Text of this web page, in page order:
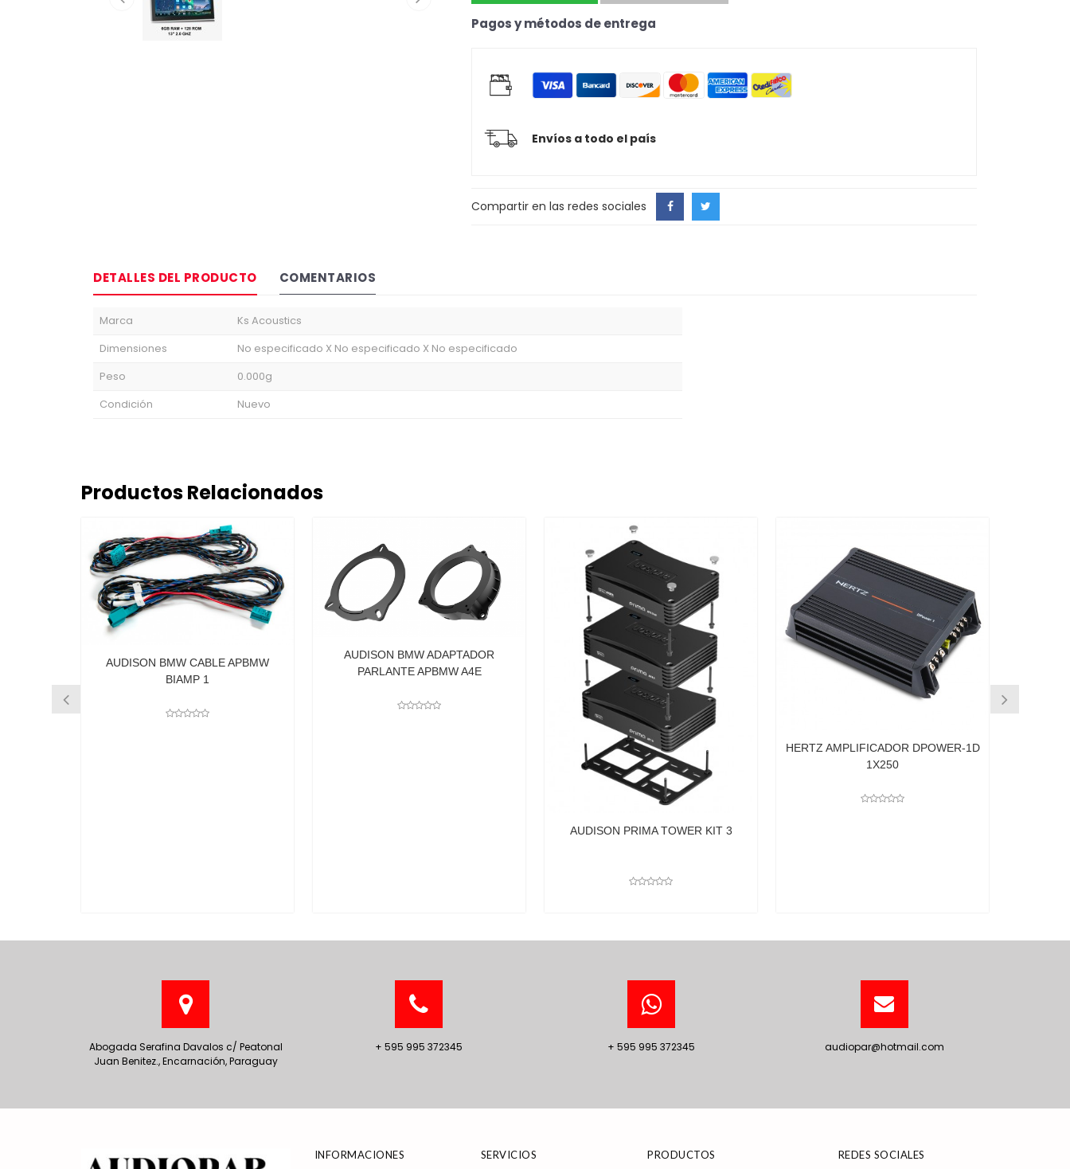
Pagos y métodos de entrega
Envíos a todo el país
Compartir en las redes sociales
DETALLES DEL PRODUCTO COMENTARIOS
Marca
Ks Acoustics
Dimensiones
No especificado X No especificado X No especificado
Peso
0.000g
Condición
Nuevo
Productos Relacionados
AUDISON BMW CABLE APBMW
AUDISON BMW ADAPTADOR
PARLANTE APBMW A4E
AUDISON PRIMA TOWER KIT 3
HERTZ AMPLIFICADOR DPOWER-1D
AUDISON BMW CABLE
REAMP 1
Abogada Serafina Davalos c/ Peatonal
Juan Benitez., Encarnación, Paraguay
+ 595 995 372345 + 595 995 372345 audiopar@hotmail.com
INFORMACIONES SERVICIOS PRODUCTOS REDES SOCIALES